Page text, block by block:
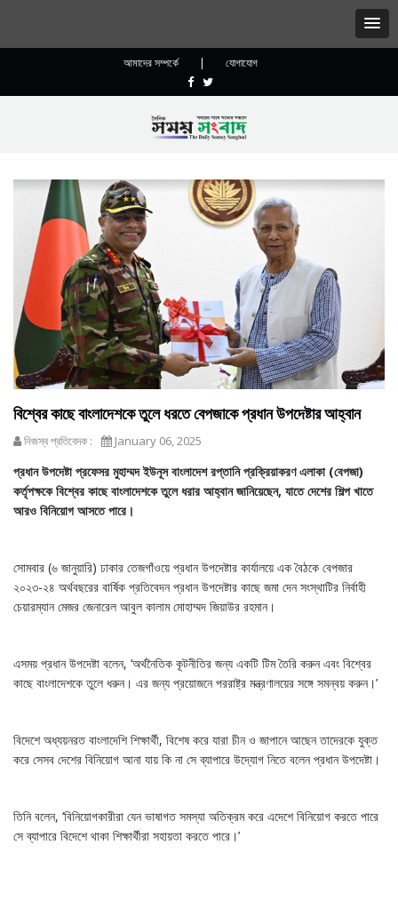
আমাদের সম্পর্কে | যোগাযোগ
বিশ্বের কাছে বাংলাদেশকে তুলে ধরতে বেপজাকে প্রধান উপদেষ্টার আহ্বান
নিজস্ব প্রতিবেদক : January 06, 2025
প্রধান উপদেষ্টা প্রফেসর মুহাম্মদ ইউনূস বাংলাদেশ রপ্তানি প্রক্রিয়াকরণ এলাকা (বেপজা)
কর্তৃপক্ষকে বিশ্বের কাছে বাংলাদেশকে তুলে ধরার আহ্বান জানিয়েছেন, যাতে দেশের শিল্প খাতে
আরও বিনিয়োগ আসতে পারে।
সোমবার (৬ জানুয়ারি) ঢাকার তেজগাঁওয়ে প্রধান উপদেষ্টার কার্যালয়ে এক বৈঠকে বেপজার
২০২৩-২৪ অর্থবছরের বার্ষিক প্রতিবেদন প্রধান উপদেষ্টার কাছে জমা দেন সংস্থাটির নির্বাহী
চেয়ারম্যান মেজর জেনারেল আবুল কালাম মোহাম্মদ জিয়াউর রহমান।
এসময় প্রধান উপদেষ্টা বলেন, ‘অর্থনৈতিক কূটনীতির জন্য একটি টিম তৈরি করুন এবং বিশ্বের
কাছে বাংলাদেশকে তুলে ধরুন। এর জন্য প্রয়োজনে পররাষ্ট্র মন্ত্রণালয়ের সঙ্গে সমন্বয় করুন।’
বিদেশে অধ্যয়নরত বাংলাদেশি শিক্ষার্থী, বিশেষ করে যারা চীন ও জাপানে আছেন তাদেরকে যুক্ত
করে সেসব দেশের বিনিয়োগ আনা যায় কি না সে ব্যাপারে উদ্যোগ নিতে বলেন প্রধান উপদেষ্টা।
তিনি বলেন, ‘বিনিয়োগকারীরা যেন ভাষাগত সমস্যা অতিক্রম করে এদেশে বিনিয়োগ করতে পারে
সে ব্যাপারে বিদেশে থাকা শিক্ষার্থীরা সহায়তা করতে পারে।’